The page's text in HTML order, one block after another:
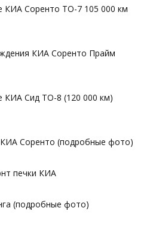
КИА Соренто ТО-7 105 000 км
КИА Соренто Прайм
КИА Сид ТО-8 (120 000 км)
Соренто (подробные фото)
печки КИА
(подробные фото)